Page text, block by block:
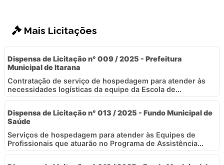
Mais Licitações
Dispensa de Licitação n° 009 / 2025 - Prefeitura
Municipal de Itarana
Contratação de serviço de hospedagem para atender às
necessidades logísticas da equipe da Escola de...
Dispensa de Licitação n° 013 / 2025 - Fundo Municipal de
Saúde
Serviços de hospedagem para atender às Equipes de
Profissionais que atuarão no Programa de Assistência...